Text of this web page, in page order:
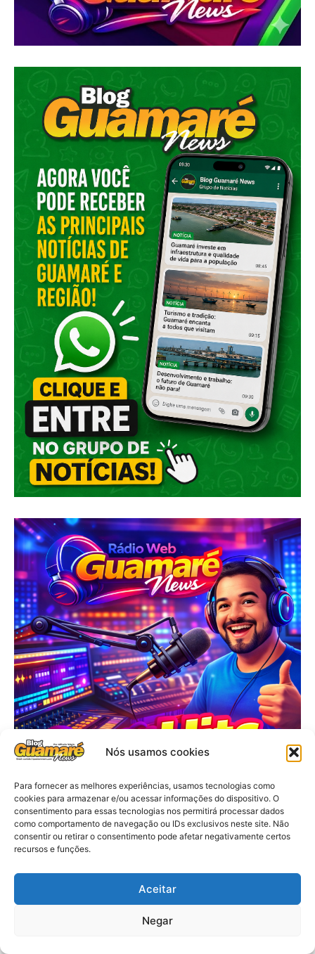
Nós usamos cookies
Para fornecer as melhores experiências, usamos tecnologias como
cookies para armazenar e/ou acessar informações do dispositivo. O
consentimento para essas tecnologias nos permitirá processar dados
como comportamento de navegação ou IDs exclusivos neste site. Não
consentir ou retirar o consentimento pode afetar negativamente certos
recursos e funções.
Aceitar
Negar